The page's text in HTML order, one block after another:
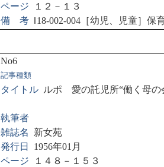
ページ
１２－１３
備 考 ‖18-002-004［幼児、児童］保
No6
記事種類
タイトル ルポ 愛の託児所“働く母の
執筆者
雑誌名
新女苑
発行日
1956年01 月
ページ
１４８－１５３